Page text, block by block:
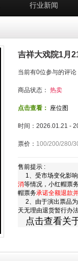
行业新闻
吉祥大戏院1月
当前有0位参与的评论
商品状态： 热卖
点击查看： 座位图
时间：2026.01.21 -
票价： 100/200/280/
售前提示 :
1、受市场变化影响
消等情况，小红帽票
帽票务承诺全额退款
2、由于演出票品为
天无理由退货暂行办
点击查看关